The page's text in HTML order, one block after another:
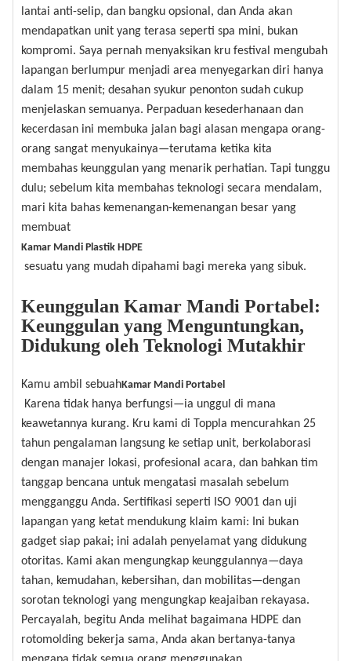
lantai anti-selip, dan bangku opsional, dan Anda akan
mendapatkan unit yang terasa seperti spa mini, bukan
kompromi. Saya pernah menyaksikan kru festival mengubah
lapangan berlumpur menjadi area menyegarkan diri hanya
dalam 15 menit; desahan syukur penonton sudah cukup
menjelaskan semuanya. Perpaduan kesederhanaan dan
kecerdasan ini membuka jalan bagi alasan mengapa orang-
orang sangat menyukainya—terutama ketika kita
membahas keunggulan yang menarik perhatian. Tapi tunggu
dulu; sebelum kita membahas teknologi secara mendalam,
mari kita bahas kemenangan-kemenangan besar yang
membuat
Kamar Mandi Plastik HDPE
sesuatu yang mudah dipahami bagi mereka yang sibuk.
Keunggulan Kamar Mandi Portabel:
Keunggulan yang Menguntungkan,
Didukung oleh Teknologi Mutakhir
Kamu ambil sebuahKamar Mandi Portabel
Karena tidak hanya berfungsi—ia unggul di mana
keawetannya kurang. Kru kami di Toppla mencurahkan 25
tahun pengalaman langsung ke setiap unit, berkolaborasi
dengan manajer lokasi, profesional acara, dan bahkan tim
tanggap bencana untuk mengatasi masalah sebelum
mengganggu Anda. Sertifikasi seperti ISO 9001 dan uji
lapangan yang ketat mendukung klaim kami: Ini bukan
gadget siap pakai; ini adalah penyelamat yang didukung
otoritas. Kami akan mengungkap keunggulannya—daya
tahan, kemudahan, kebersihan, dan mobilitas—dengan
sorotan teknologi yang mengungkap keajaiban rekayasa.
Percayalah, begitu Anda melihat bagaimana HDPE dan
rotomolding bekerja sama, Anda akan bertanya-tanya